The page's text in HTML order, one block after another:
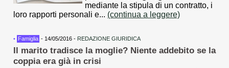
mediante la stipula di un contratto, i
loro rapporti personali e... (continua a leggere)
• Famiglia - 14/05/2016 - REDAZIONE GIURIDICA
Il marito tradisce la moglie? Niente addebito se la
coppia era già in crisi